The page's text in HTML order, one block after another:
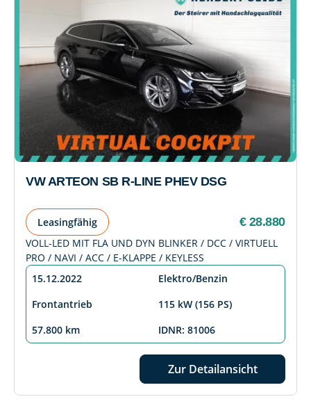
VW ARTEON SB R-LINE PHEV DSG
Leasingfähig € 28.880
VOLL-LED MIT FLA UND DYN BLINKER / DCC / VIRTUELL
PRO / NAVI / ACC / E-KLAPPE / KEYLESS
15.12.2022
Elektro/Benzin
Frontantrieb
115 kW (156 PS)
57.800 km
IDNR: 81006
Zur Detailansicht